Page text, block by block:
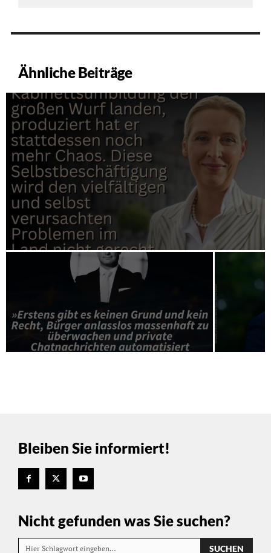
Ähnliche Beiträge
Bleiben Sie informiert!
Nicht gefunden was Sie suchen?
Hier Schlagwort eingeben… SUCHEN